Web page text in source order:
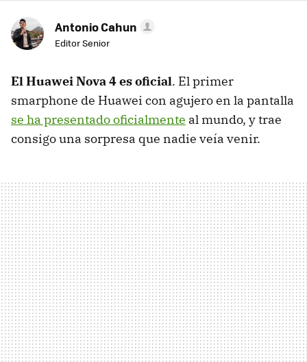
Antonio Cahun
Editor Senior
El Huawei Nova 4 es oficial. El primer
smarphone de Huawei con agujero en la pantalla
se ha presentado oficialmente al mundo, y trae
consigo una sorpresa que nadie veía venir.